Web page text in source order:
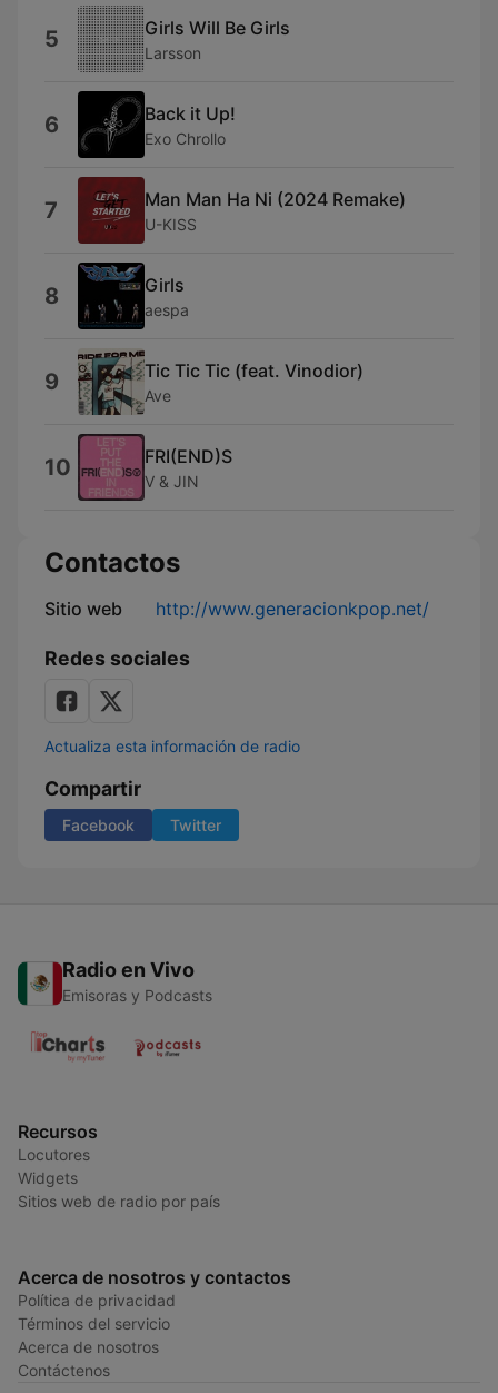
5 Girls Will Be Girls
Larsson
6 Back it Up!
Exo Chrollo
7 Man Man Ha Ni (2024 Remake)
U-KISS
8 Girls
aespa
9 Tic Tic Tic (feat. Vinodior)
Ave
10 FRI(END)S
V & JIN
Contactos
Sitio web http://www.generacionkpop.net/
Redes sociales
Actualiza esta información de radio
Compartir
Facebook Twitter
Radio en Vivo
Emisoras y Podcasts
Recursos
Locutores
Widgets
Sitios web de radio por país
Acerca de nosotros y contactos
Política de privacidad
Términos del servicio
Acerca de nosotros
Contáctenos